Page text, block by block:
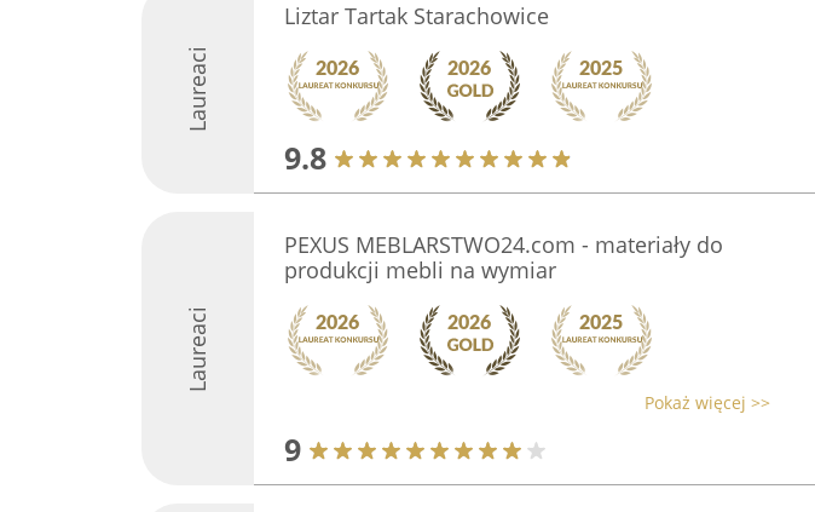
Laureaci
Liztar Tartak Starachowice
9.8
Laureaci
PEXUS MEBLARSTWO24.com - materiały do
produkcji mebli na wymiar
Pokaż więcej >>
9